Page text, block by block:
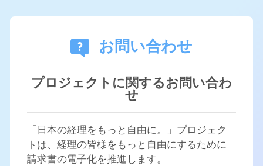
お問い合わせ
プロジェクトに関するお問い合わ
せ
「日本の経理をもっと自由に。」プロジェク
トは、経理の皆様をもっと自由にするために
請求書の電子化を推進します。